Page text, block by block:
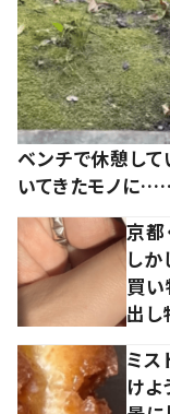
ベンチで休憩し
いてきたモノに……
京
し
買い
出し
ミス
け